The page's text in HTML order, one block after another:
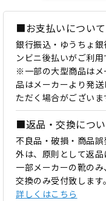
■お支払いについて
銀行振込・ゆうちょ
ンビニ後払いがご利用
※一部の大型商品はメ
品はメーカーより発
ただく場合がございま
■返品・交換につ
不良品・破損・商品
外は、原則として返品
一部メーカーの靴の
交換のみ受付致します。
詳しくはこちら